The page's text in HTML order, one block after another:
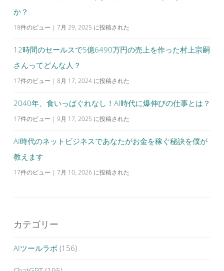
か？
18件のビュー | 7月 29, 2025 に投稿された
12時間のセールスで5億6490万円の売上を作った村上宗嗣
さんってどんな人？
17件のビュー | 8月 17, 2024 に投稿された
2040年、食いっぱぐれなし！AI時代に爆伸びの仕事とは？
17件のビュー | 9月 17, 2025 に投稿された
AI時代のネットビジネスであなたがお金を稼ぐ秘訣を僕が
教えます
17件のビュー | 7月 10, 2026 に投稿された
カテゴリー
AIツールラボ (156)